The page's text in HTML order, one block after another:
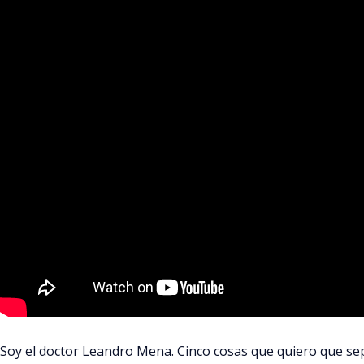
Soy el doctor Leandro Mena. Cinco cosas que quiero que